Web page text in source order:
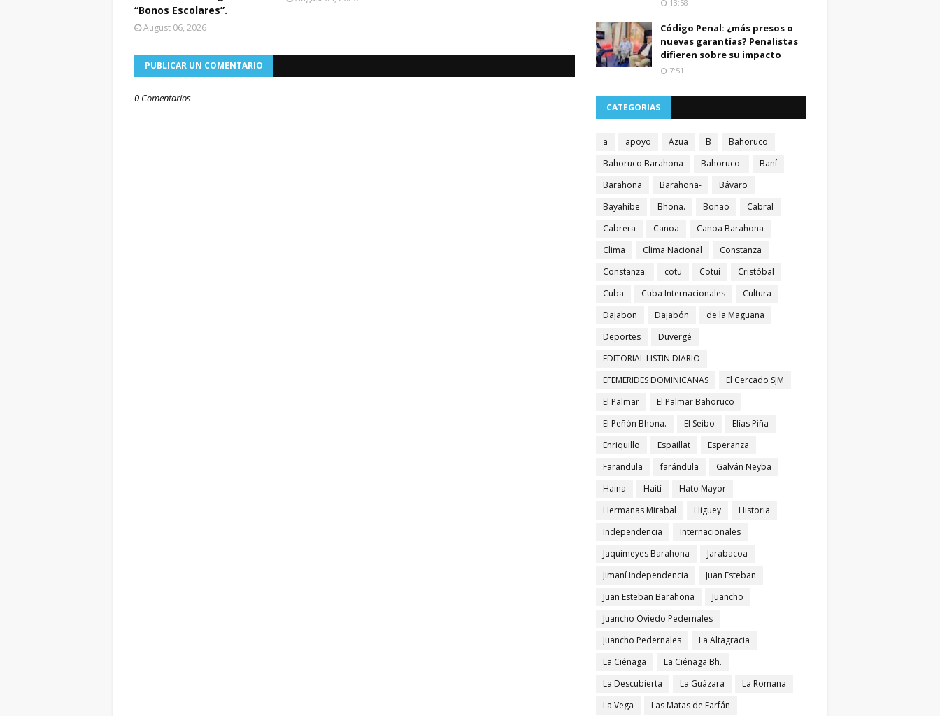
“Bonos Escolares”.
August 06, 2026
PUBLICAR UN COMENTARIO
0 Comentarios
13:58
Código Penal: ¿más presos o
nuevas garantías? Penalistas
difieren sobre su impacto
7:51
CATEGORIAS
a apoyo Azua B
Bahoruco
Bahoruco Barahona
Bahoruco.
Baní
Barahona
Barahona-
Bávaro
Bayahibe
Bhona. Bonao
Cabral
Cabrera
Canoa
Canoa Barahona
Clima
Clima Nacional
Constanza
Constanza.
cotu Cotui
Cristóbal
Cuba
Cuba Internacionales
Cultura
Dajabon
Dajabón
de la Maguana
Deportes
Duvergé
EDITORIAL LISTIN DIARIO
EFEMERIDES DOMINICANAS
El Cercado SJM
El Palmar
El Palmar Bahoruco
El Peñón Bhona.
El Seibo
Elías Piña
Enriquillo
Espaillat
Esperanza
Farandula
farándula
Galván Neyba
Haina
Haití
Hato Mayor
Hermanas Mirabal
Higuey
Historia
Independencia
Internacionales
Jaquimeyes Barahona
Jarabacoa
Jimaní Independencia
Juan Esteban
Juan Esteban Barahona
Juancho
Juancho Oviedo Pedernales
Juancho Pedernales
La Altagracia
La Ciénaga
La Ciénaga Bh.
La Descubierta
La Guázara
La Romana
La Vega
Las Matas de Farfán